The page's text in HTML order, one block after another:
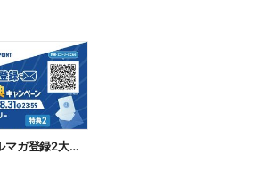
スポーツポイントメルマガ登録2大特典キャンペーン開催!